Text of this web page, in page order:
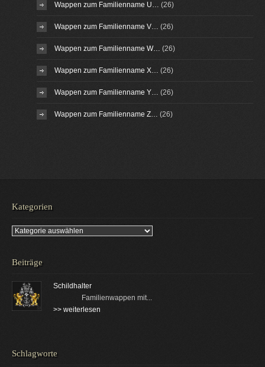
Wappen zum Familienname U… (26)
Wappen zum Familienname V… (26)
Wappen zum Familienname W… (26)
Wappen zum Familienname X… (26)
Wappen zum Familienname Y… (26)
Wappen zum Familienname Z… (26)
Kategorien
Kategorien
Beiträge
Schildhalter
Familienwappen mit...
>> weiterlesen
Schlagworte